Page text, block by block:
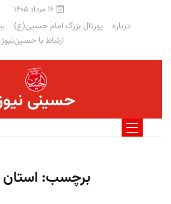
۱۶ مرداد ۱۴۰۵
درباره پورتال بزرگ امام حسین(ع)
ارتباط با حسین‌نیوز
حسینی
برچسب: استان